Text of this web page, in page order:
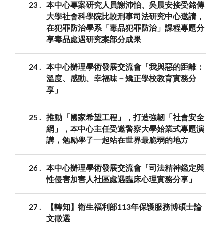
23
本中心專案研究人員謝沛怡、吳晨安接受銘傳
大學社會科學院比較刑事司法研究中心邀請，
在犯罪防治學系「毒品犯罪防治」課程專題分
享毒品處遇研究案部分成果
24
本中心辦理學術發展交流會「我與惡的距離：
溫度、感動、幸福味－矯正學校教育實務分
享」
25
推動「國家希望工程」，打造強韌「社會安全
網」，本中心主任受邀警察大學始業式專題演
講，勉勵學子一起站在世界最脆弱的地方
26
本中心辦理學術發展交流會「司法精神鑑定與
性侵害加害人社區處遇臨床心理實務分享」
27
【轉知】衛生福利部113年保護服務博碩士論
文徵選